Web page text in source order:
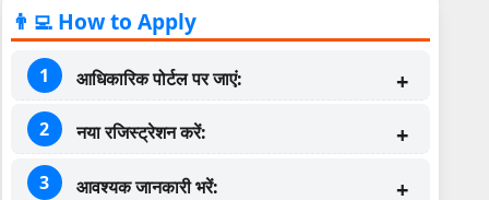
👨‍💻 How to Apply
आधिकारिक पोर्टल पर जाएं:
नया रजिस्ट्रेशन करें:
आवश्यक जानकारी भरें: